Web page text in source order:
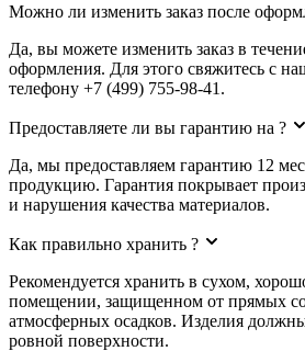
Можно ли изменить заказ после
Да, вы можете изменить заказ в
оформления. Для этого свяжитесь с
телефону +7 (499) 755-98-41.
Предоставляете ли вы гарантию на ?
Да, мы предоставляем гарантию 12
продукцию. Гарантия покрывает
и нарушения качества материалов.
Как правильно хранить ?
Рекомендуется хранить в сухом,
помещении, защищенном от прямых
атмосферных осадков. Изделия должны
ровной поверхности.